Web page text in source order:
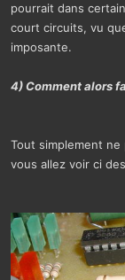
pourrait dans
court circuits, vu
imposante.
4) Comment alors
Tout simplement
vous allez voir ci